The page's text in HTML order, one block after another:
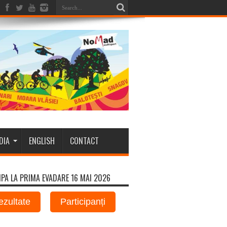
ENGLISH CONTACT
LA PRIMA EVADARE 16 MAI 2026
Participanți